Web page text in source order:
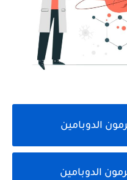
الدوبامين